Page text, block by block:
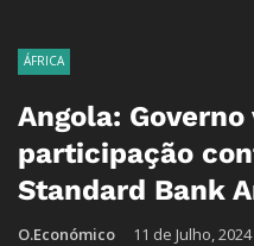
ÁFRICA
Angola:
participação
Standard Bank
O.Económico 11 de Julho, 2024